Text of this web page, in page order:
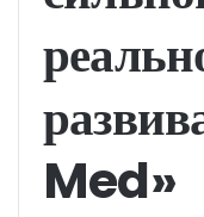
Med»